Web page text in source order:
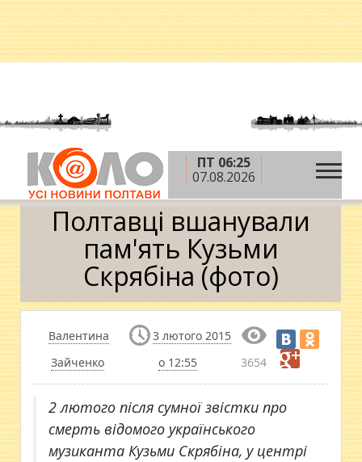
ПТ 06:25
07.08.2026
Головна » Новини »
Полтавці вшанували
пам'ять Кузьми Скрябіна (фото)
Полтавці вшанували
пам'ять Кузьми
Скрябіна (фото)
Валентина
Зайченко
3 лютого 2015
о 12:55
3654
2 лютого після сумної звістки про
смерть відомого українського
музиканта Кузьми Скрябіна, у центрі